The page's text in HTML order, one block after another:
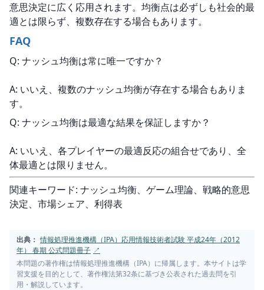
意思決定に広く応用されます。均衡点は必ずしも社会的最
適とは限らず、複数存在する場合もあります。
FAQ
Q: ナッシュ均衡は常に唯一ですか？
A: いいえ、複数のナッシュ均衡が存在する場合もありま
す。
Q: ナッシュ均衡は最適な結果を保証しますか？
A: いいえ、各プレイヤーの最適反応の組合せであり、全
体最適とは限りません。
関連キーワード: ナッシュ均衡、ゲーム理論、戦略的意思
決定、市場シェア、利得表
出典： 情報処理推進機構（IPA）応用情報技術者試験 平成24年（2012
年） 春期 公式問題冊子 ↗
本問題の著作権は情報処理推進機構（IPA）に帰属します。本サイトは学
習支援を目的として、著作権法第32条に基づき公表された過去問を引
用・解説しています。